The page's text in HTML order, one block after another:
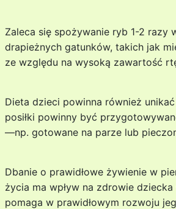
Zaleca się spożywanie ryb 1-2 razy
drapieżnych gatunków, takich jak
ze względu na wysoką zawartość
Dieta dzieci powinna również
posiłki powinny być
—np. gotowane na parze lub
Dbanie o prawidłowe żywienie w
życia ma wpływ na zdrowie dziecka
pomaga w prawidłowym rozwoju